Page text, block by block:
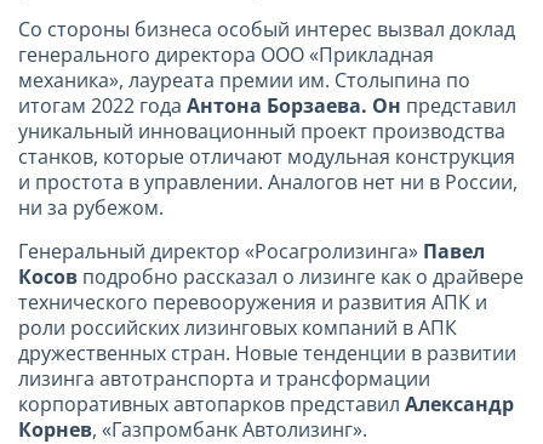
Со стороны бизнеса особый интерес вызвал доклад
генерального директора ООО «Прикладная
механика», лауреата премии им. Столыпина по
итогам 2022 года Антона Борзаева. Он представил
уникальный инновационный проект производства
станков, которые отличают модульная конструкция
и простота в управлении. Аналогов нет ни в России,
ни за рубежом.
Генеральный директор «Росагролизинга» Павел
Косов подробно рассказал о лизинге как о драйвере
технического перевооружения и развития АПК и
роли российских лизинговых компаний в АПК
дружественных стран. Новые тенденции в развитии
лизинга автотранспорта и трансформации
корпоративных автопарков представил Александр
Корнев, «Газпромбанк Автолизинг».